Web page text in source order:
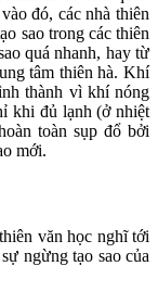
đó, các nhà thiên
sao trong các thiên
quá nhanh, hay từ
tâm thiên hà. Khí
thành vì khí nóng
khi đủ lạnh (ở nhiệt
toàn sụp đổ bởi
mới.
văn học nghĩ tới
ngừng tạo sao của